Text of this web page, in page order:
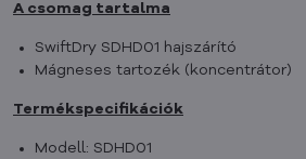
A csomag tartalma
SwiftDry SDHD01 hajszárító
Mágneses tartozék (koncentrátor)
Termékspecifikációk
Modell: SDHD01